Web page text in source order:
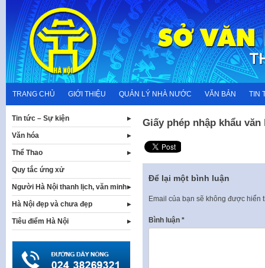
content
TRANG CHỦ GIỚI THIỆU QUẢN LÝ NHÀ NƯỚC VĂN BẢN TIN
Giấy phép nhập khẩu văn
Để lại một bình luận
Email của bạn sẽ không được hiển
Bình luận *
Tin tức – Sự kiện
Văn hóa
Thể Thao
Quy tắc ứng xử
Người Hà Nội thanh lịch, văn minh
Hà Nội đẹp và chưa đẹp
Tiêu điểm Hà Nội